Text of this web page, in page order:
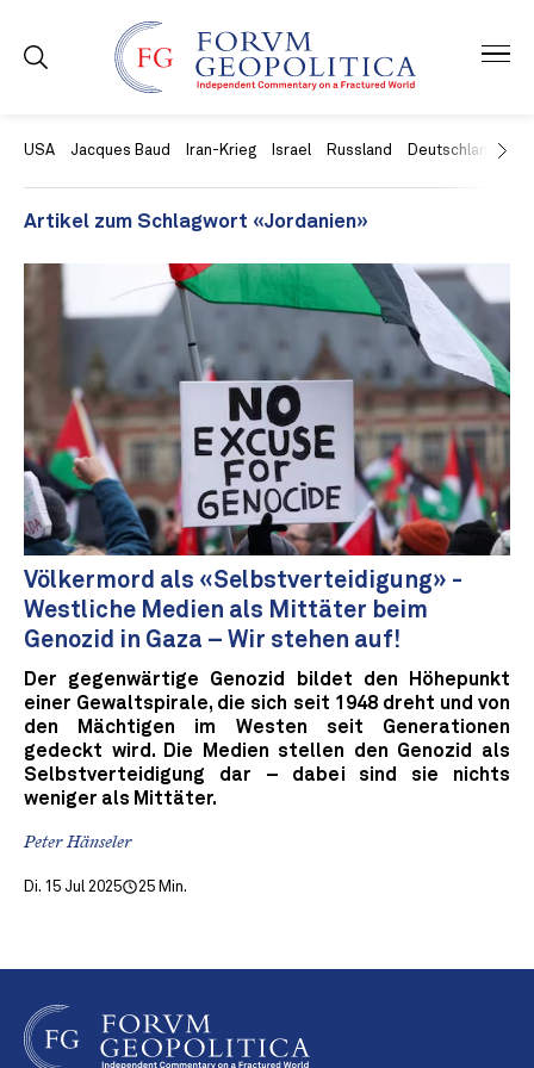
USA Jacques Baud Iran-Krieg Israel Russland Deutschland
Artikel zum Schlagwort «Jordanien»
Völkermord als «Selbstverteidigung» -
Westliche Medien als Mittäter beim
Genozid in Gaza – Wir stehen auf!
Der gegenwärtige Genozid bildet den Höhepunkt
einer Gewaltspirale, die sich seit 1948 dreht und von
den Mächtigen im Westen seit Generationen
gedeckt wird. Die Medien stellen den Genozid als
Selbstverteidigung dar – dabei sind sie nichts
weniger als Mittäter.
Peter Hänseler
Di. 15 Jul 2025 25 Min.